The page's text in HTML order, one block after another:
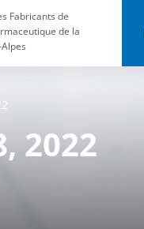
Fabricants de
de la
2022